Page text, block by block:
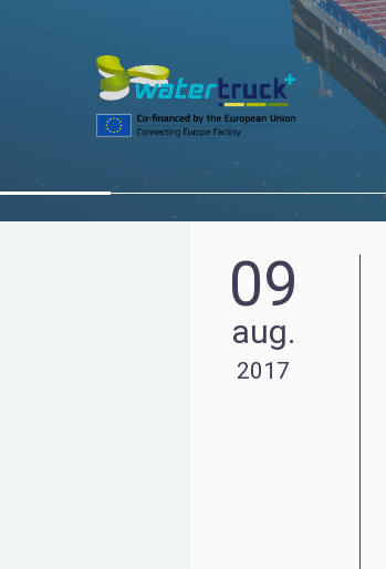
09
aug.
2017